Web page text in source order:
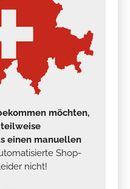
möchten,
einen manuellen
Shop-
nicht!